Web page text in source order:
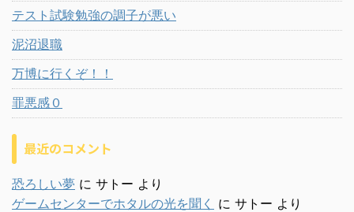
テスト試験勉強の調子が悪い
泥沼退職
万博に行くぞ！！
罪悪感０
最近のコメント
恐ろしい夢 に サトー より
ゲームセンターでホタルの光を聞く に サトー より